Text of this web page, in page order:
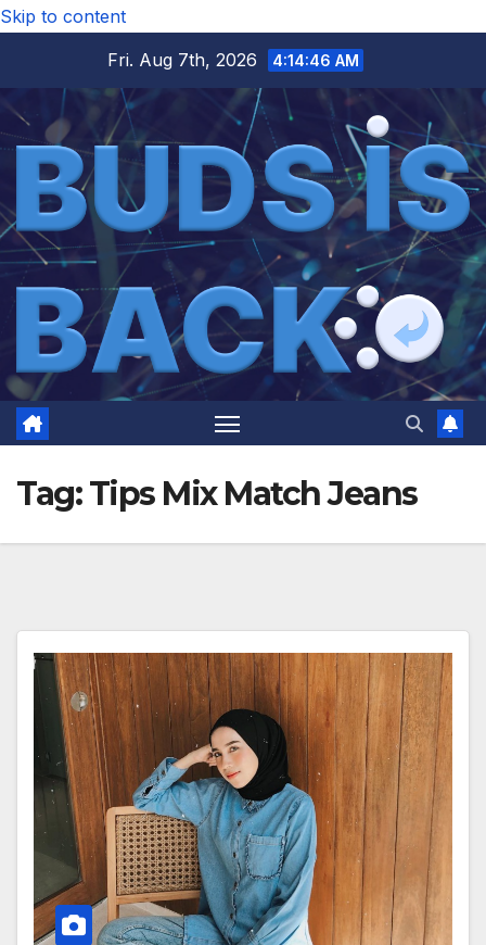
Skip to content
Fri. Aug 7th, 2026
4:14:46 AM
Tag:Tips Mix Match Jeans